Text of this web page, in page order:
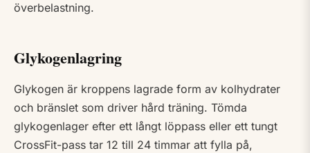
överbelastning.
Glykogenlagring
Glykogen är kroppens lagrade form av kolhydrater
och bränslet som driver hård träning. Tömda
glykogenlager efter ett långt löppass eller ett tungt
CrossFit-pass tar 12 till 24 timmar att fylla på,